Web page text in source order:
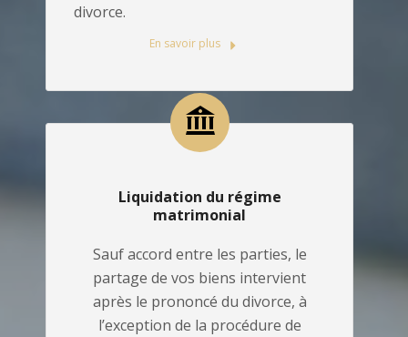
divorce.
En savoir plus
Liquidation du régime
matrimonial
Sauf accord entre les parties, le
partage de vos biens intervient
après le prononcé du divorce, à
l’exception de la procédure de